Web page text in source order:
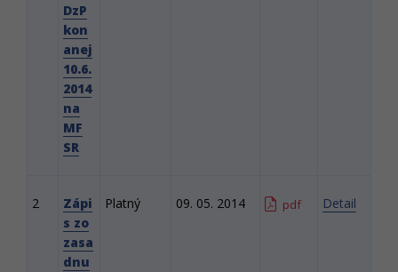
DzP
kon
anej
10.6.
2014
na
MF
SR
2
Zápi
s zo
zasa
dnu
Platný 09. 05. 2014 pdf Detail